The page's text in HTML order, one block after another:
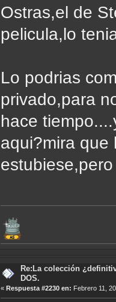
Ostras,el de
pelicula,lo
Lo podrias
privado,para
hace
aqui?mira que
Re:La colección
DOS.
« Respuesta #2230 en: Febrero 11,